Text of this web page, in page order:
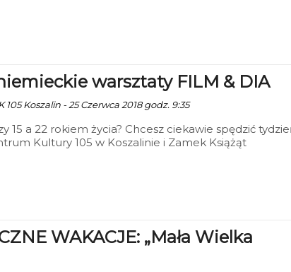
warsztaty FILM & DIA
105 Koszalin - 25 Czerwca 2018 godz. 9:35
15 a 22 rokiem życia? Chcesz ciekawie spędzić
Kultury 105 w Koszalinie i Zamek Książąt
WAKACJE: „Mała Wielka